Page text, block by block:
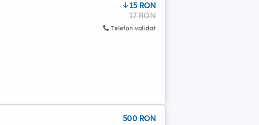
15 RON
17 RON
Telefon validat
500 RON